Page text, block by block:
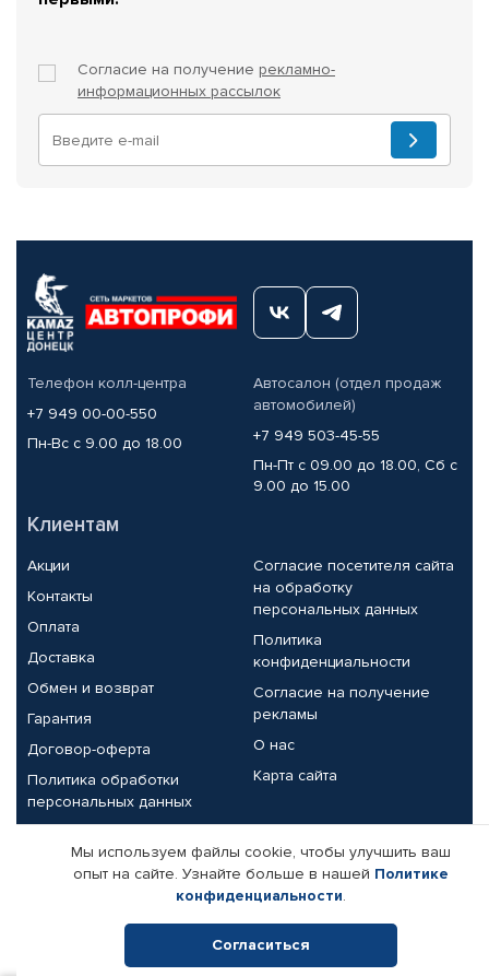
Согласие на получение рекламно-
информационных рассылок
Телефон колл-центра
+7 949 00-00-550
Пн-Вс с 9.00 до 18.00
Автосалон (отдел продаж
автомобилей)
+7 949 503-45-55
Пн-Пт с 09.00 до 18.00, Сб с
9.00 до 15.00
Клиентам
Акции
Контакты
Оплата
Доставка
Обмен и возврат
Гарантия
Договор-оферта
Политика обработки
персональных данных
Согласие посетителя сайта
на обработку
персональных данных
Политика
конфиденциальности
Согласие на получение
рекламы
О нас
Карта сайта
Партнерам
Корпоративным клиентам
Поставщикам
Реквизиты компании
Мы используем файлы cookie, чтобы улучшить ваш
опыт на сайте. Узнайте больше в нашей Политике
конфиденциальности.
Согласиться